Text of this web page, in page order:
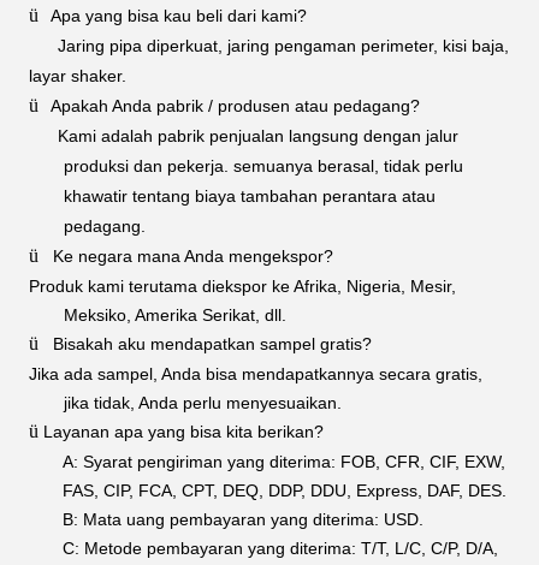
ü
Apa yang bisa kau beli dari kami?
Jaring pipa diperkuat, jaring pengaman perimeter, kisi baja,
layar shaker.
ü
Apakah Anda pabrik / produsen atau pedagang?
Kami adalah pabrik penjualan langsung dengan jalur
produksi dan pekerja. semuanya berasal, tidak perlu
khawatir tentang biaya tambahan perantara atau
pedagang.
ü
Ke negara mana Anda mengekspor?
Produk kami terutama diekspor ke Afrika, Nigeria, Mesir,
Meksiko, Amerika Serikat, dll.
ü
Bisakah aku mendapatkan sampel gratis?
Jika ada sampel, Anda bisa mendapatkannya secara gratis,
jika tidak, Anda perlu menyesuaikan.
ü Layanan apa yang bisa kita berikan?
A: Syarat pengiriman yang diterima: FOB, CFR, CIF, EXW,
FAS, CIP, FCA, CPT, DEQ, DDP, DDU, Express, DAF, DES.
B: Mata uang pembayaran yang diterima: USD.
C: Metode pembayaran yang diterima: T/T, L/C, C/P, D/A,